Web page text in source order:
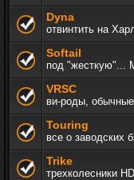
Dyna
отвинтить на
Softail
под "жесткую"...
VRSC
ви-роды,
Touring
все о заводских
Trike
трехколесники HD